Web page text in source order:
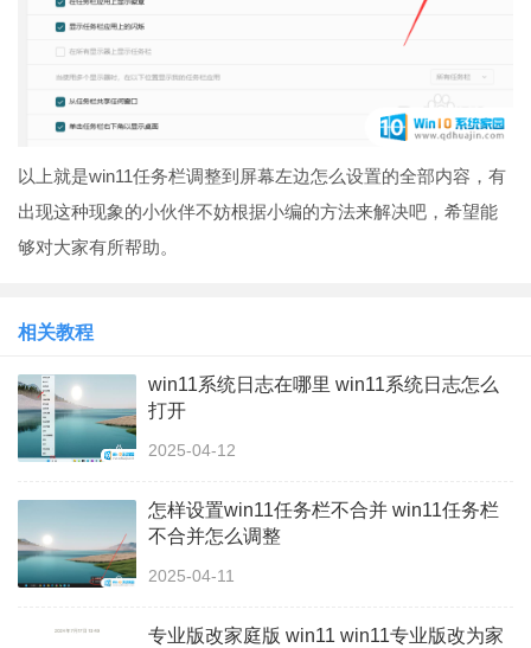
以上就是win11任务栏调整到屏幕左边怎么设置的全部内容，有
出现这种现象的小伙伴不妨根据小编的方法来解决吧，希望能
够对大家有所帮助。
相关教程
win11系统日志在哪里 win11系统日志怎么
打开
2025-04-12
怎样设置win11任务栏不合并 win11任务栏
不合并怎么调整
2025-04-11
专业版改家庭版 win11 win11专业版改为家